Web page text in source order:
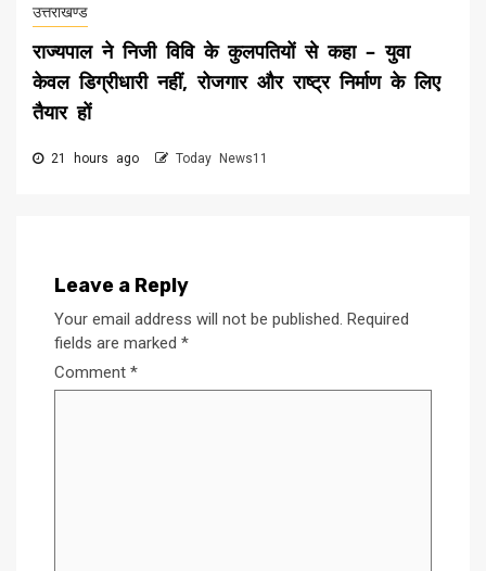
उत्तराखण्ड
राज्यपाल ने निजी विवि के कुलपतियों से कहा – युवा
केवल डिग्रीधारी नहीं, रोजगार और राष्ट्र निर्माण के लिए
तैयार हों
21 hours ago Today News11
Leave a Reply
Your email address will not be published. Required
fields are marked *
Comment *